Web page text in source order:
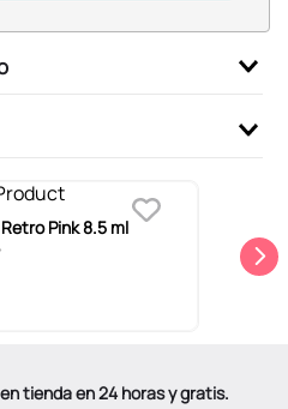
Pink 8.5 ml
tienda en 24 horas y gratis.